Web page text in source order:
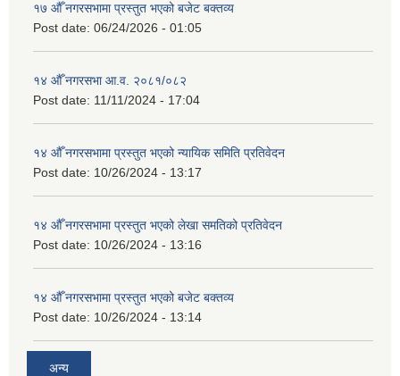
१७ औँ नगरसभामा प्रस्तुत भएको बजेट बक्तव्य
Post date: 06/24/2026 - 01:05
१४ औँ नगरसभा आ.व. २०८१/०८२
Post date: 11/11/2024 - 17:04
१४ औँ नगरसभामा प्रस्तुत भएको न्यायिक समिति प्रतिवेदन
Post date: 10/26/2024 - 13:17
१४ औँ नगरसभामा प्रस्तुत भएको लेखा समतिको प्रतिवेदन
Post date: 10/26/2024 - 13:16
१४ औँ नगरसभामा प्रस्तुत भएको बजेट बक्तव्य
Post date: 10/26/2024 - 13:14
अन्य